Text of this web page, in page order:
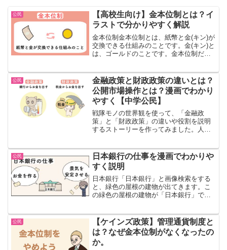
公民
【高校生向け】金本位制とは？イ
ラストで分かりやすく解説
金本位制金本位制とは、紙幣と金(キン)が
交換できる仕組みのことです。金(キン)と
は、ゴールドのことです。金本位制だっ
のものがお金として使われていた時もあ
りましたが、いつ...
公民
金融政策と財政政策の違いとは？
公開市場操作とは？漫画でわかり
やすく【中学公民】
戦隊モノの世界観を使って、「金融政
策」と「財政政策」の違いや役割を説明
するストーリーを作ってみました。人物
ません。会社が儲からないと、そこで働
いている人は、給料(もらえ...
公民
日本銀行の仕事を漫画でわかりや
すく説明
日本銀行「日本銀行」と画像検索をする
と、緑色の屋根の建物が出てきます。こ
の緑色の屋根の建物が「日本銀行」で
は、日本の中央銀行です。アメリカには
「FRB」という中央銀行が...
公民
【ケインズ政策】管理通貨制度と
は？なぜ金本位制がなくなったの
か。